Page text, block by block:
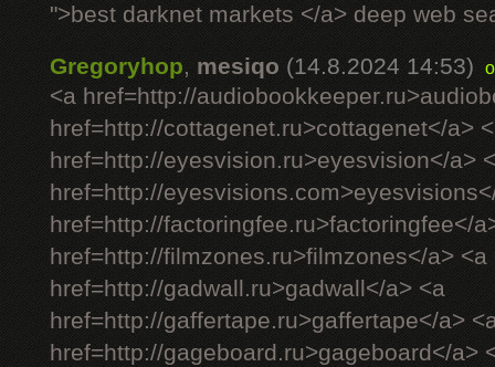
">best darknet markets </a> deep web
Gregoryhop, mesiqo (14.8.2024 14:53)
<a href=http://
href=http://cottagenet.ru>cottagenet</a>
href=http://eyesvision.ru>eyesvision</a>
href=http://
href=http://factoringfee.ru>factoringfee</
href=http://filmzones.ru>filmzones</a> <a
href=http://gadwall.ru>gadwall</a> <a
href=http://gaffertape.ru>gaffertape</a>
href=http://gageboard.ru>gageboard</a>